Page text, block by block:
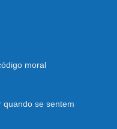
moral
quando se sentem